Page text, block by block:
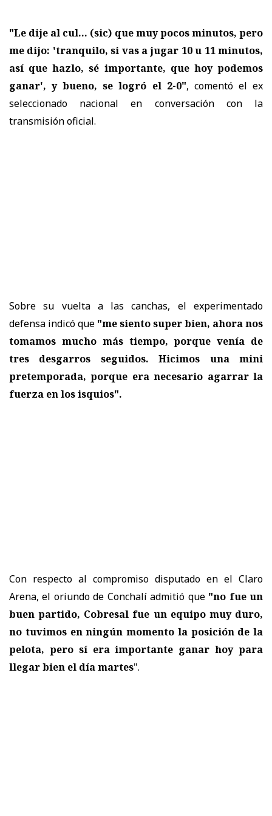
"Le dije al cul... (sic) que muy pocos minutos, pero
me dijo: 'tranquilo, si vas a jugar 10 u 11 minutos,
así que hazlo, sé importante, que hoy podemos
ganar', y bueno, se logró el 2-0", comentó el ex
seleccionado nacional en conversación con la
transmisión oficial.
Sobre su vuelta a las canchas, el experimentado
defensa indicó que "me siento super bien, ahora nos
tomamos mucho más tiempo, porque venía de
tres desgarros seguidos. Hicimos una mini
pretemporada, porque era necesario agarrar la
fuerza en los isquios".
Con respecto al compromiso disputado en el Claro
Arena, el oriundo de Conchalí admitió que "no fue un
buen partido, Cobresal fue un equipo muy duro,
no tuvimos en ningún momento la posición de la
pelota, pero sí era importante ganar hoy para
llegar bien el día martes".